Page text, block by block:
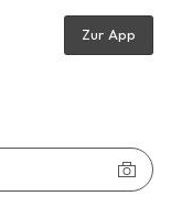
Zur App